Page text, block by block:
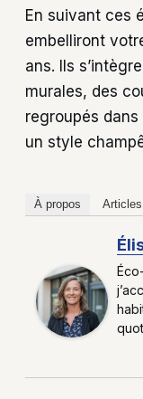
En suivant ces
embelliront
ans. Ils
murales, des
regroupés
un style
À propos